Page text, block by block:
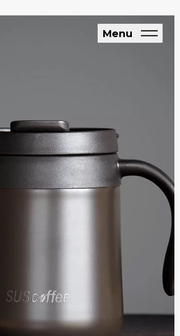
Menu
ブランド・企業向け
SUS amenity
アメニティ製品
一覧